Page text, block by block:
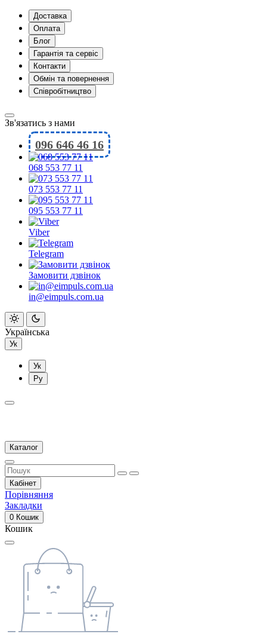
Доставка
Оплата
Блог
Гарантія та сервіс
Контакти
Обмін та повернення
Співробітництво
Зв'язатись з нами
096 646 46 16
068 553 77 11
073 553 77 11
095 553 77 11
Viber
Telegram
Замовити дзвінок
in@eimpuls.com.ua
Українська
Ук
Ук
Ру
Каталог
Кабінет
Порівняння
Закладки
0 Кошик
Кошик